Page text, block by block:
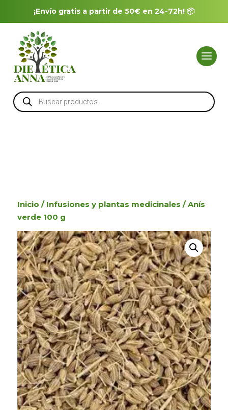
¡Envío gratis a partir de 50€ en 24-72h! 📦
Búsqueda
de
productos
Búsqueda
de
productos
Inicio / Infusiones y plantas medicinales / Anís
verde 100 g